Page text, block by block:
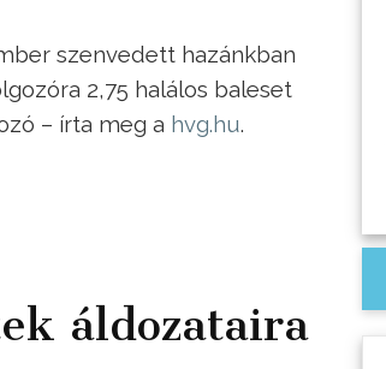
szenvedett hazánkban
2,75 halálos baleset
– írta meg a hvg.hu.
áldozataira